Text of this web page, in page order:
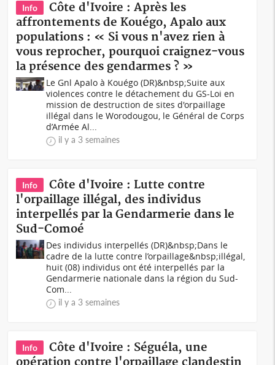
Info
Côte d'Ivoire : Après les
affrontements de Kouégo, Apalo aux
populations : « Si vous n'avez rien à
vous reprocher, pourquoi craignez-vous
la présence des gendarmes ? »
Le Gnl Apalo à Kouégo (DR)&nbsp;Suite aux
violences contre le détachement du GS-Loi en
mission de destruction de sites d'orpaillage
illégal dans le Worodougou, le Général de Corps
d’Armée Al...
il y a 3 semaines
Info
Côte d'Ivoire : Lutte contre
l'orpaillage illégal, des individus
interpellés par la Gendarmerie dans le
Sud-Comoé
Des individus interpellés (DR)&nbsp;Dans le
cadre de la lutte contre l’orpaillage&nbsp;illégal,
huit (08) individus ont été interpellés par la
Gendarmerie nationale dans la région du Sud-
Com...
il y a 3 semaines
Info
Côte d'Ivoire : Séguéla, une